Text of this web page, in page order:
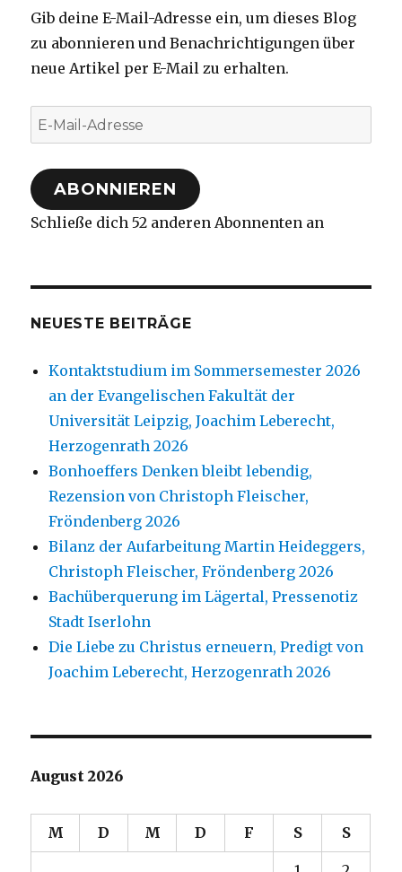
Gib deine E-Mail-Adresse ein, um dieses Blog
zu abonnieren und Benachrichtigungen über
neue Artikel per E-Mail zu erhalten.
E-
Mail-
Adresse
ABONNIEREN
Schließe dich 52 anderen Abonnenten an
NEUESTE BEITRÄGE
Kontaktstudium im Sommersemester 2026
an der Evangelischen Fakultät der
Universität Leipzig, Joachim Leberecht,
Herzogenrath 2026
Bonhoeffers Denken bleibt lebendig,
Rezension von Christoph Fleischer,
Fröndenberg 2026
Bilanz der Aufarbeitung Martin Heideggers,
Christoph Fleischer, Fröndenberg 2026
Bachüberquerung im Lägertal, Pressenotiz
Stadt Iserlohn
Die Liebe zu Christus erneuern, Predigt von
Joachim Leberecht, Herzogenrath 2026
August 2026
M D M D F S S